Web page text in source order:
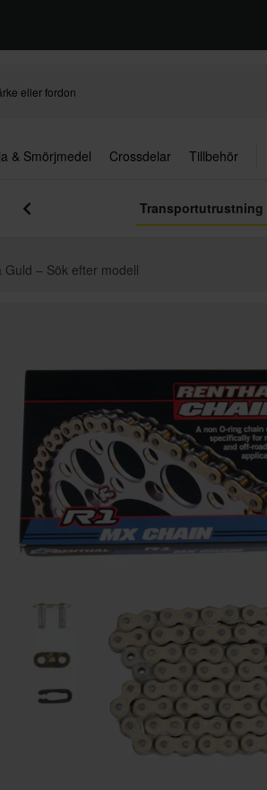
& Smörjmedel Crossdelar Tillbehör
Transportutrustning
– Sök efter modell